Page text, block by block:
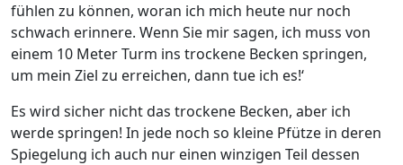
fühlen zu können, woran ich mich heute nur noch
schwach erinnere. Wenn Sie mir sagen, ich muss von
einem 10 Meter Turm ins trockene Becken springen,
um mein Ziel zu erreichen, dann tue ich es!‘
Es wird sicher nicht das trockene Becken, aber ich
werde springen! In jede noch so kleine Pfütze in deren
Spiegelung ich auch nur einen winzigen Teil dessen